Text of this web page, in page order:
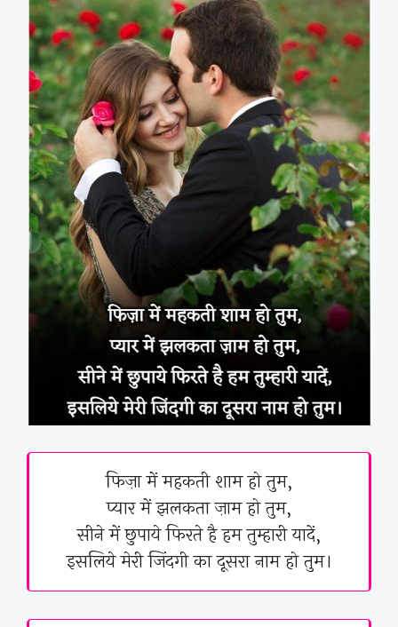
फिज़ा में महकती शाम हो तुम,
प्यार में झलकता ज़ाम हो तुम,
सीने में छुपाये फिरते है हम तुम्हारी यादें,
इसलिये मेरी जिंदगी का दूसरा नाम हो तुम।